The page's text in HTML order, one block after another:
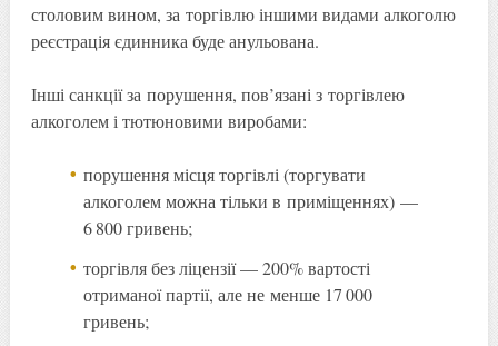
столовим вином, за торгівлю іншими видами алкоголю
реєстрація єдинника буде анульована.
Інші санкції за порушення, пов’язані з торгівлею
алкоголем і тютюновими виробами:
порушення місця торгівлі (торгувати
алкоголем можна тільки в приміщеннях) —
6 800 гривень;
торгівля без ліцензії — 200% вартості
отриманої партії, але не менше 17 000
гривень;